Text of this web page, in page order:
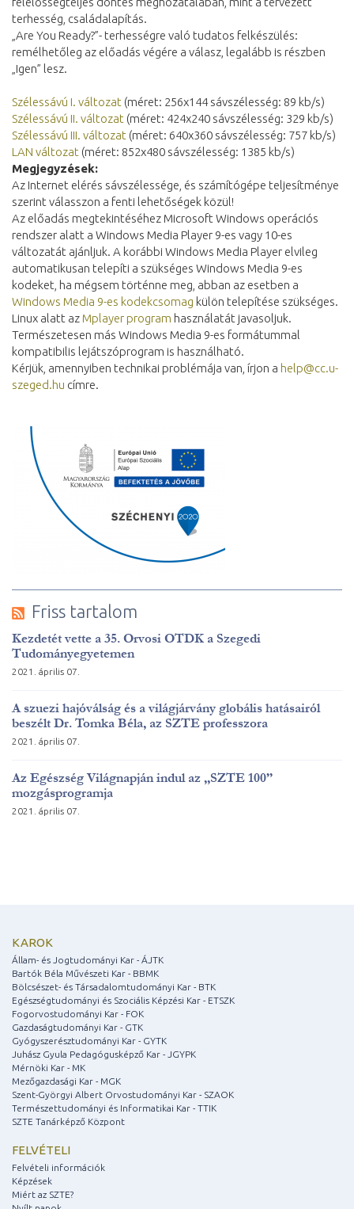
terhesség, családalapítás.
„Are You Ready?”- terhességre való tudatos felkészülés:
remélhetőleg az előadás végére a válasz, legalább is részben
„Igen” lesz.
Szélessávú I. változat (méret: 256x144 sávszélesség: 89 kb/s)
Szélessávú II. változat (méret: 424x240 sávszélesség: 329 kb/s)
Szélessávú III. változat (méret: 640x360 sávszélesség: 757 kb/s)
LAN változat (méret: 852x480 sávszélesség: 1385 kb/s)
Megjegyzések:
Az Internet elérés sávszélessége, és számítógépe teljesítménye
szerint válasszon a fenti lehetőségek közül!
Az előadás megtekintéséhez Microsoft Windows operációs
rendszer alatt a Windows Media Player 9-es vagy 10-es
változatát ajánljuk. A korábbi Windows Media Player elvileg
automatikusan telepíti a szükséges Windows Media 9-es
kodeket, ha mégsem történne meg, abban az esetben a
Windows Media 9-es kodekcsomag külön telepítése szükséges.
Linux alatt azMplayer program használatát javasoljuk.
Természetesen más Windows Media 9-es formátummal
kompatibilis lejátszóprogram is használható.
Kérjük, amennyiben technikai problémája van, írjon a help@cc.u-
szeged.hu címre.
Friss tartalom
Kezdetét vette a 35. Orvosi OTDK a Szegedi
Tudományegyetemen
2021. április 07.
A szuezi hajóválság és a világjárvány globális hatásairól
beszélt Dr. Tomka Béla, az SZTE professzora
2021. április 07.
Az Egészség Világnapján indul az „SZTE 100”
mozgásprogramja
2021. április 07.
KAROK
Állam- és Jogtudományi Kar - ÁJTK
Bartók Béla Művészeti Kar - BBMK
Bölcsészet- és Társadalomtudományi Kar - BTK
Egészségtudományi és Szociális Képzési Kar - ETSZK
Fogorvostudományi Kar - FOK
Gazdaságtudományi Kar - GTK
Gyógyszerésztudományi Kar - GYTK
Juhász Gyula Pedagógusképző Kar - JGYPK
Mérnöki Kar - MK
Mezőgazdasági Kar - MGK
Szent-Györgyi Albert Orvostudományi Kar - SZAOK
Természettudományi és Informatikai Kar - TTIK
SZTE Tanárképző Központ
FELVÉTELI
Felvételi információk
Képzések
Miért az SZTE?